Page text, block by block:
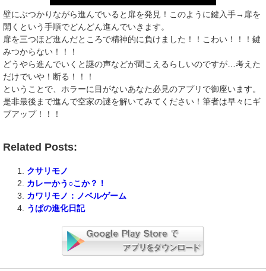
壁にぶつかりながら進んでいると扉を発見！このように鍵入手→扉を
開くという手順でどんどん進んでいきます。
扉を三つほど進んだところで精神的に負けました！！こわい！！！鍵
みつからない！！！
どうやら進んでいくと謎の声などが聞こえるらしいのですが…考えた
だけでいや！断る！！！
ということで、ホラーに目がないあなた必見のアプリで御座います。
是非最後まで進んで空家の謎を解いてみてください！筆者は早々にギ
ブアップ！！！
Related Posts:
クサリモノ
カレーかう○こか？！
カワリモノ：ノベルゲーム
うぱの進化日記